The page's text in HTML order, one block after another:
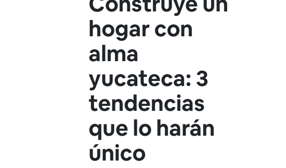
hogar con
alma
yucateca: 3
tendencias
que lo harán
único